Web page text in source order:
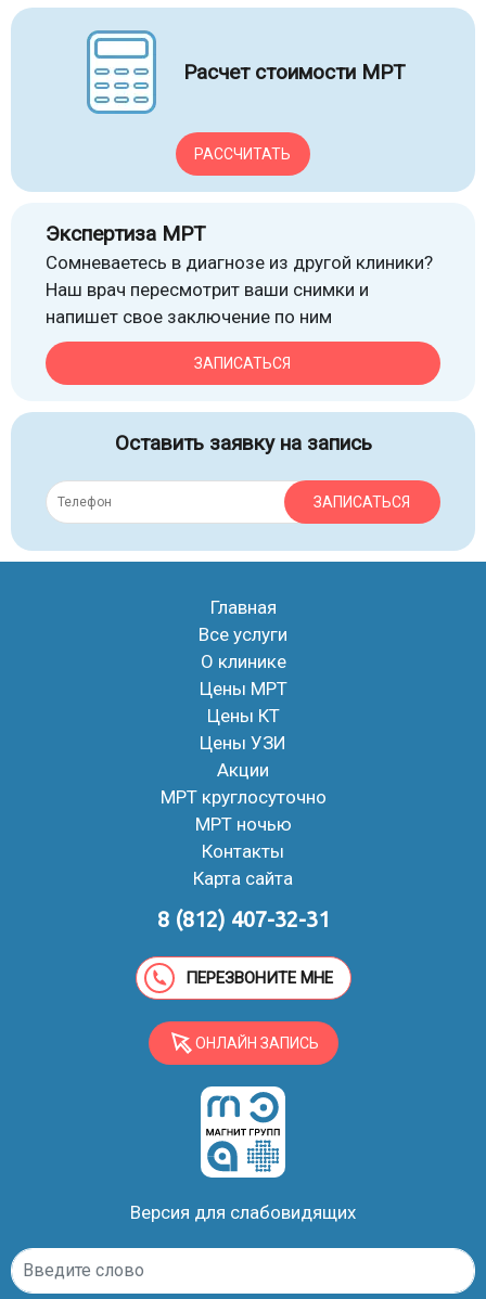
Расчет стоимости МРТ
РАССЧИТАТЬ
Экспертиза МРТ
Сомневаетесь в диагнозе из другой клиники?
Наш врач пересмотрит ваши снимки и
напишет свое заключение по ним
ЗАПИСАТЬСЯ
Оставить заявку на запись
ЗАПИСАТЬСЯ
Главная
Все услуги
О клинике
Цены МРТ
Цены КТ
Цены УЗИ
Акции
МРТ круглосуточно
МРТ ночью
Контакты
Карта сайта
8 (812) 407-32-31
ПЕРЕЗВОНИТЕ МНЕ
ОНЛАЙН ЗАПИСЬ
Версия для слабовидящих